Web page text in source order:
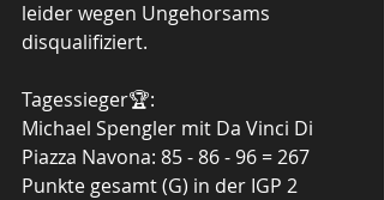
leider wegen Ungehorsams
disqualifiziert.
Tagessieger🏆:
Michael Spengler mit Da Vinci Di
Piazza Navona: 85 - 86 - 96 = 267
Punkte gesamt (G) in der IGP 2